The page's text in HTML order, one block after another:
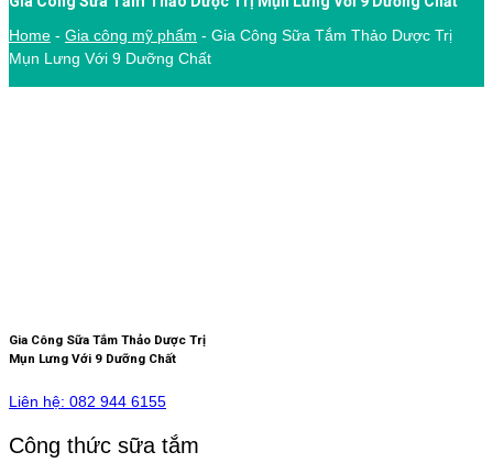
Home - Gia công mỹ phẩm - Gia Công Sữa Tắm Thảo Dược Trị
Mụn Lưng Với 9 Dưỡng Chất
Gia Công Sữa Tắm Thảo Dược Trị
Mụn Lưng Với 9 Dưỡng Chất
Liên hệ: 082 944 6155
Công thức sữa tắm